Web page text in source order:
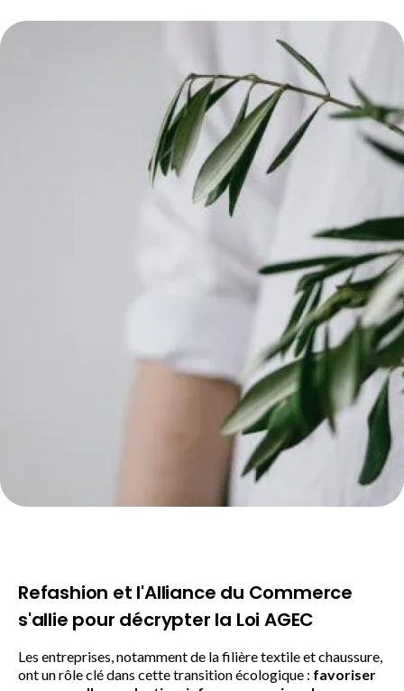
Refashion et l'Alliance du Commerce
s'allie pour décrypter la Loi AGEC
Les entreprises, notamment de la filière textile et chaussure,
ont un rôle clé dans cette transition écologique : favoriser